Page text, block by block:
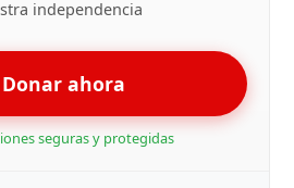
independencia
Donar ahora
seguras y protegidas